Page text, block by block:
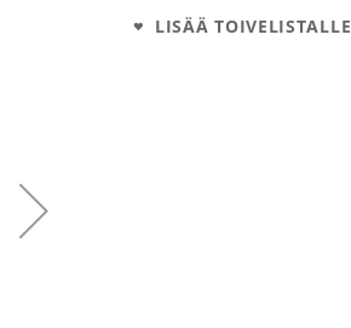
LISÄÄ TOIVELISTALLE